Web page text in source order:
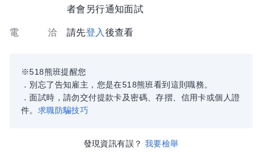
者會另行通知面試
電 洽 請先登入 後查看
※518熊班提醒您
．別忘了告知雇主，您是在518熊班看到這則職務。
．面試時，請勿交付提款卡及密碼、存摺、信用卡或個人證
件。 求職防騙技巧
發現資訊有誤？ 我要檢舉